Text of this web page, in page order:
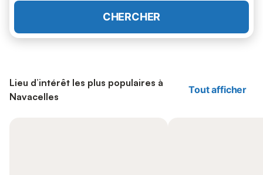
CHERCHER
Lieu d’intérêt les plus populaires à
Navacelles
Tout afficher